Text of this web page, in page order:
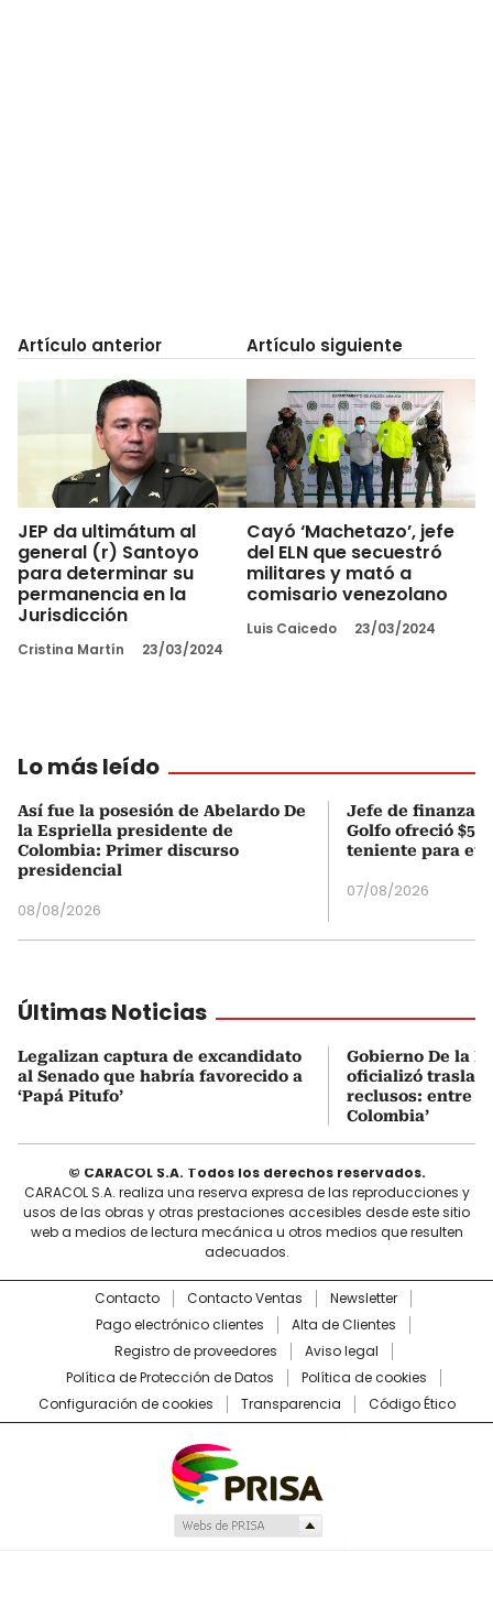
Artículo anterior
JEP da ultimátum al
general (r) Santoyo
para determinar su
permanencia en la
Jurisdicción
Cristina Martín 23/03/2024
Artículo siguiente
Cayó ‘Machetazo’, jefe
del ELN que secuestró
militares y mató a
comisario venezolano
Luis Caicedo 23/03/2024
Lo más leído
Así fue la posesión de Abelardo De
la Espriella presidente de
Colombia: Primer discurso
presidencial
08/08/2026
Jefe de finanzas
Golfo ofreció
teniente para
07/08/2026
Últimas Noticias
Legalizan captura de excandidato
al Senado que habría favorecido a
‘Papá Pitufo’
Gobierno De la
oficializó
reclusos: entre
Colombia’
© CARACOL S.A. Todos los derechos reservados.
CARACOL S.A. realiza una reserva expresa de las reproducciones y
usos de las obras y otras prestaciones accesibles desde este sitio
web a medios de lectura mecánica u otros medios que resulten
adecuados.
Contacto Contacto Ventas
Newsletter
Pago electrónico clientes
Alta de Clientes
Registro de proveedores
Aviso legal
Política de Protección de Datos
Política de cookies
Configuración de cookies
Transparencia Código Ético